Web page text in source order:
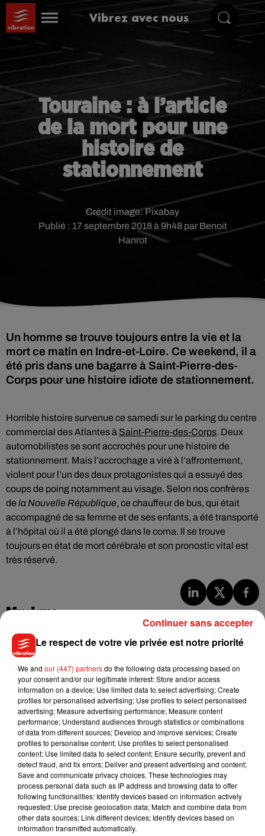
Vibrez avec nous
Touraine : à l’article
de la mort pour une
histoire de
stationnement
Publié : 17 septembre 2018 à 9h48 par Benoit
Hanrot
Crédit image:Pixabay
Un homme se trouve toujours entre la vie et la
mort ce matin en Indre-et-Loire. Ce weekend, il a
été pris dans une bagarre à Saint-Pierre-des-
Corps pour une histoire idiote de stationnement.
Horrible histoire survenue ce samedi sur le parking du centre
commercial des Atlantes à Saint-Pierre-des-Corps. Deux
automobilistes se sont accrochés pour une histoire de
stationnement. Mais l’accrochage a viré à l’affrontement,
violent pour l’un des deux protagonistes qui a essuyé des
coups de poing notamment au visage. Selon nos confrères
de la Nouvelle République, ce chauffeur de bus, qui était
accompagné de sa femme et de ses enfants, a été transporté
à l’hôpital où il a été plongé dans le coma. Il se trouve
toujours en état de mort cérébrale et son pronostic vital est
très réservé.
Musique
Becky G sur son nouveau single
4 août 2026
Tiny Desk invite Charlie Puth pour une
live session solaire
4 août 2026
Ariana Grande prendra une pause après
sa tournée mondiale
Le respect de votre vie privée est notre priorité
We and our (447) partnersdo the following data processing based on
your consent and/or our legitimate interest: Store and/or access
information on a device; Use limited data to select advertising; Create
profiles for personalised advertising; Use profiles to select personalised
advertising; Measure advertising performance; Measure content
performance; Understand audiences through statistics or combinations
of data from different sources; Develop and improve services; Create
profiles to personalise content; Use profiles to select personalised
content; Use limited data to select content; Ensure security, prevent and
detect fraud, and fix errors; Deliver and present advertising and content;
Save and communicate privacy choices. These technologies may
process personal data such as IP address and browsing data to offer
following functionalities: Identify devices based on information actively
requested; Use precise geolocation data; Match and combine data from
other data sources; Link different devices; Identify devices based on
information transmitted automatically.
Continuer sans accepter